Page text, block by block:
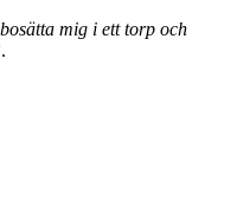
mig i ett torp och
.